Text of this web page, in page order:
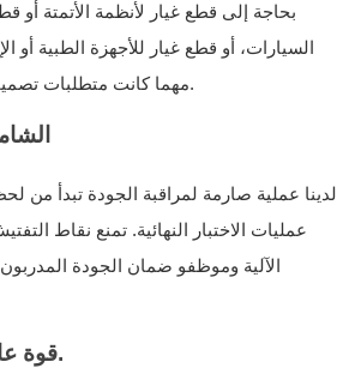
بحاجة إلى قطع غيار لأنظمة الأتمتة أو
السيارات، أو قطع غيار للأجهزة الطبية أو
مهما كانت متطلبات تصميمكم، فإن قدراتنا تلبيها.
لدينا عملية صارمة لمراقبة الجودة تبدأ من
عمليات الاختبار النهائية. تمنع نقاط
الآلية وموظفو ضمان الجودة المدربون
4. قوة عاملة فنية مؤهلة.